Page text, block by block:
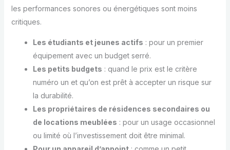
les performances sonores ou énergétiques sont moins
critiques.
Les étudiants et jeunes actifs : pour un premier
équipement avec un budget serré.
Les petits budgets : quand le prix est le critère
numéro un et qu’on est prêt à accepter un risque sur
la durabilité.
Les propriétaires de résidences secondaires ou
de locations meublées : pour un usage occasionnel
ou limité où l’investissement doit être minimal.